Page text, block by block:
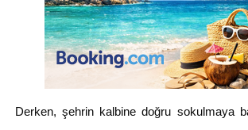
Derken, şehrin kalbine doğru sokulmaya